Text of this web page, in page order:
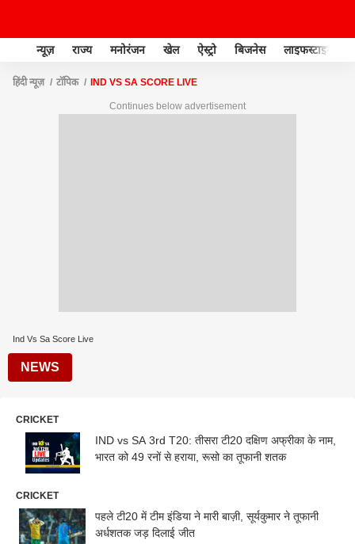
न्यूज़ राज्य मनोरंजन खेल ऐस्ट्रो बिजनेस लाइफस्टाइल
हिंदी न्यूज़ टॉपिक IND VS SA SCORE LIVE
Continues below advertisement
Ind Vs Sa Score Live
NEWS
CRICKET
IND vs SA 3rd T20: तीसरा टी20 दक्षिण अफ्रीका के नाम,
भारत को 49 रनों से हराया, रूसो का तूफानी शतक
CRICKET
पहले टी20 में टीम इंडिया ने मारी बाज़ी, सूर्यकुमार ने तूफानी
अर्धशतक जड़ दिलाई जीत